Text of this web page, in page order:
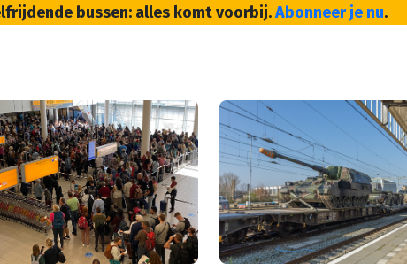
bussen: alles komt voorbij.Abonneer je nu.